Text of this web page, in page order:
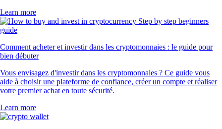
Learn more
Comment acheter et investir dans les cryptomonnaies : le guide pour
bien débuter
Vous envisagez d'investir dans les cryptomonnaies ? Ce guide vous
aide à choisir une plateforme de confiance, créer un compte et réaliser
votre premier achat en toute sécurité.
Learn more